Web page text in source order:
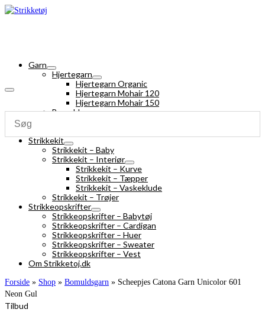
Garn
Hjertegarn
Hjertegarn Organic
Hjertegarn Mohair 120
Hjertegarn Mohair 150
Bomuldsgarn
Strikkekit
Strikkekit – Baby
Strikkekit – Interiør
Strikkekit – Kurve
Strikkekit – Tæpper
Strikkekit – Vaskeklude
Strikkekit – Trøjer
Strikkeopskrifter
Strikkeopskrifter – Babytøj
Strikkeopskrifter – Cardigan
Strikkeopskrifter – Huer
Strikkeopskrifter – Sweater
Strikkeopskrifter – Vest
Om Strikketoj.dk
Forside » Shop » Bomuldsgarn » Scheepjes Catona Garn Unicolor 601
Neon Gul
Tilbud